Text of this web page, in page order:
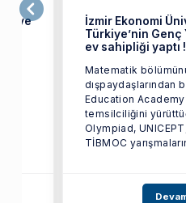
ve
İzmir Ekonomi
Türkiye’nin
ev sahipliği yaptı !
Matematik
dışpaydaşlarından
Education
temsilciliğini
Olympiad,
TİBMOC